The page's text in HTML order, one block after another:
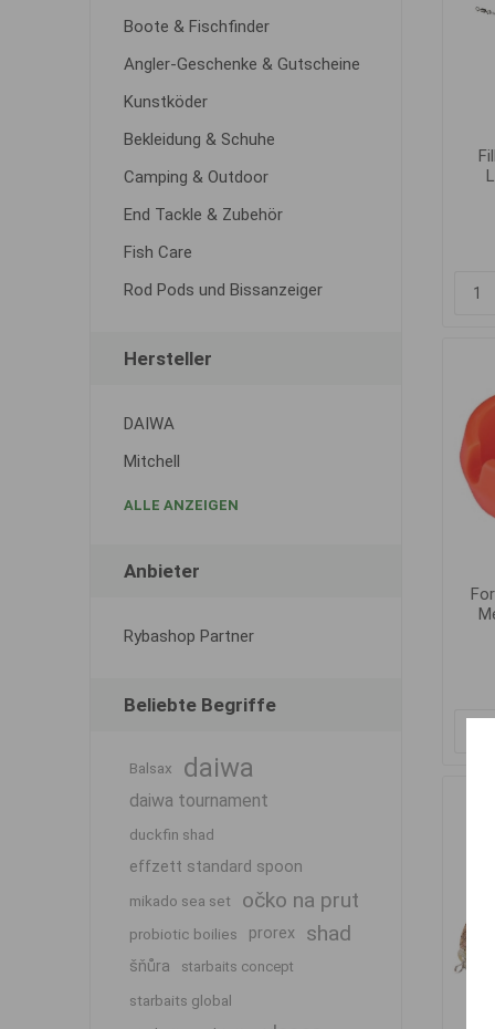
Boote & Fischfinder
Angler-Geschenke & Gutscheine
Kunstköder
Bekleidung & Schuhe
Camping & Outdoor
End Tackle & Zubehör
Fish Care
Rod Pods und Bissanzeiger
Hersteller
DAIWA
Mitchell
ALLE ANZEIGEN
Anbieter
Rybashop Partner
Beliebte Begriffe
Balsax daiwa
daiwa tournament
duckfin shad
effzett standard spoon
mikado sea set očko na prut
probiotic boilies prorex shad
šňůra starbaits concept
starbaits global